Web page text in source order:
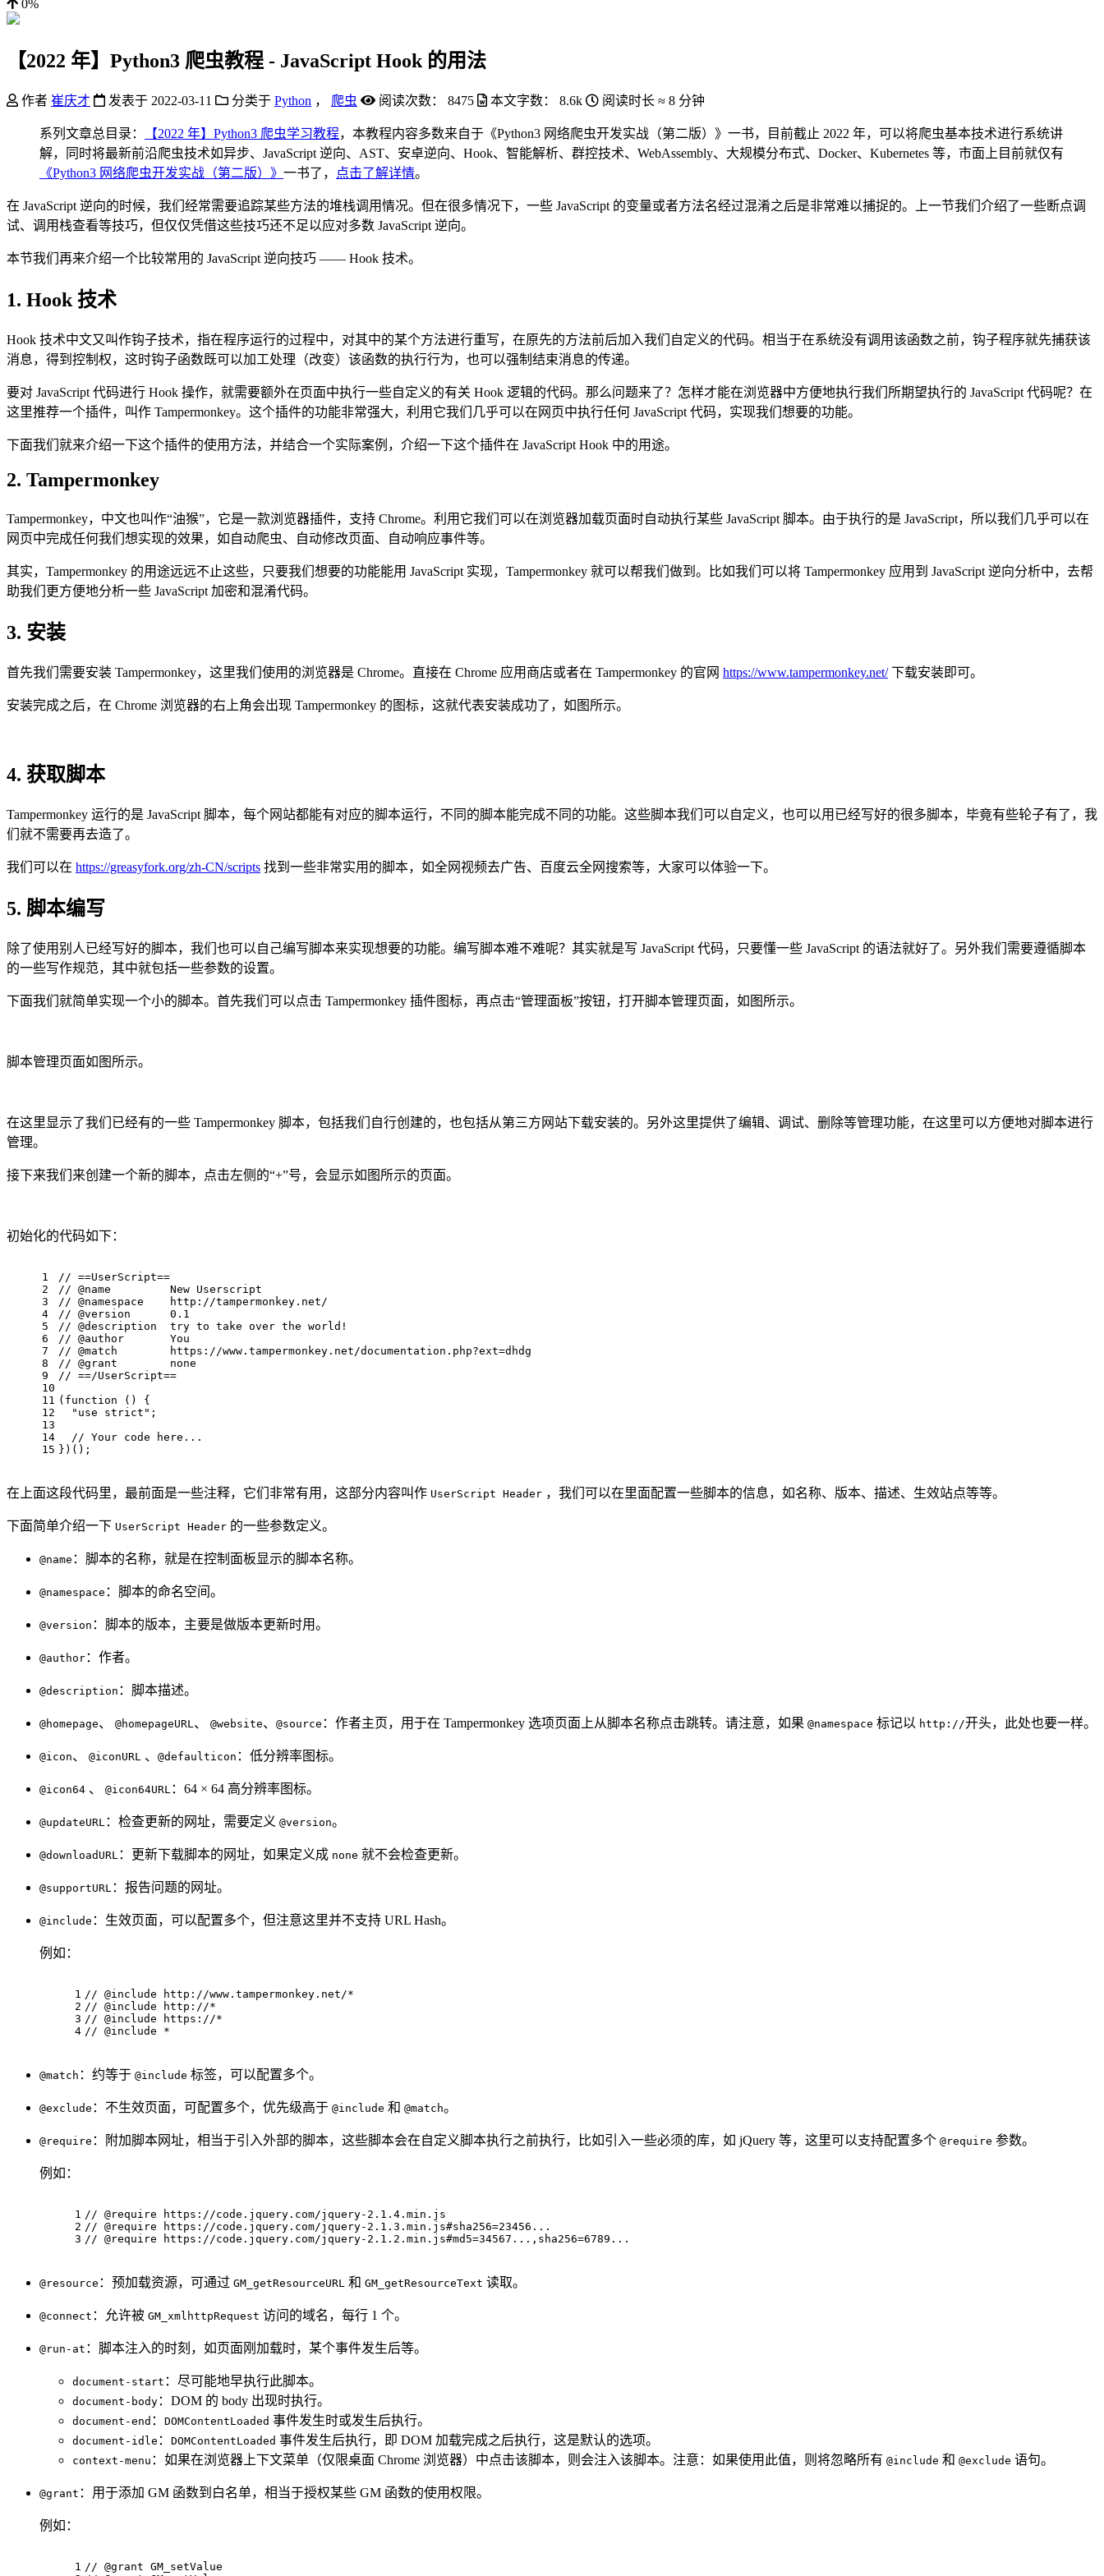
0%
【2022 年】Python3 爬虫教程 - JavaScript Hook 的用法
作者 崔庆才 发表于 2022-03-11 分类于 Python ， 爬虫 阅读次数： 8475 本文字数： 8.6k 阅读时长 ≈ 8 分钟
系列文章总目录： 【2022 年】Python3 爬虫学习教程，本教程内容多数来自于《Python3 网络爬虫开发实战（第二版）》一书，目前截止 2022 年，可以将爬虫基本技术进行系统讲
解，同时将最新前沿爬虫技术如异步、JavaScript 逆向、AST、安卓逆向、Hook、智能解析、群控技术、WebAssembly、大规模分布式、Docker、Kubernetes 等，市面上目前就仅有
《Python3 网络爬虫开发实战（第二版）》 一书了， 点击了解详情。
在 JavaScript 逆向的时候，我们经常需要追踪某些方法的堆栈调用情况。但在很多情况下，一些 JavaScript 的变量或者方法名经过混淆之后是非常难以捕捉的。上一节我们介绍了一些断点调
试、调用栈查看等技巧，但仅仅凭借这些技巧还不足以应对多数 JavaScript 逆向。
本节我们再来介绍一个比较常用的 JavaScript 逆向技巧 —— Hook 技术。
1. Hook 技术
Hook 技术中文又叫作钩子技术，指在程序运行的过程中，对其中的某个方法进行重写，在原先的方法前后加入我们自定义的代码。相当于在系统没有调用该函数之前，钩子程序就先捕获该
消息，得到控制权，这时钩子函数既可以加工处理（改变）该函数的执行行为，也可以强制结束消息的传递。
要对 JavaScript 代码进行 Hook 操作，就需要额外在页面中执行一些自定义的有关 Hook 逻辑的代码。那么问题来了？怎样才能在浏览器中方便地执行我们所期望执行的 JavaScript 代码呢？在
这里推荐一个插件，叫作 Tampermonkey。这个插件的功能非常强大，利用它我们几乎可以在网页中执行任何 JavaScript 代码，实现我们想要的功能。
下面我们就来介绍一下这个插件的使用方法，并结合一个实际案例，介绍一下这个插件在 JavaScript Hook 中的用途。
2. Tampermonkey
Tampermonkey，中文也叫作“油猴”，它是一款浏览器插件，支持 Chrome。利用它我们可以在浏览器加载页面时自动执行某些 JavaScript 脚本。由于执行的是 JavaScript，所以我们几乎可以在
网页中完成任何我们想实现的效果，如自动爬虫、自动修改页面、自动响应事件等。
其实，Tampermonkey 的用途远远不止这些，只要我们想要的功能能用 JavaScript 实现，Tampermonkey 就可以帮我们做到。比如我们可以将 Tampermonkey 应用到 JavaScript 逆向分析中，去帮
助我们更方便地分析一些 JavaScript 加密和混淆代码。
3. 安装
首先我们需要安装 Tampermonkey，这里我们使用的浏览器是 Chrome。直接在 Chrome 应用商店或者在 Tampermonkey 的官网 https://www.tampermonkey.net/下载安装即可。
安装完成之后，在 Chrome 浏览器的右上角会出现 Tampermonkey 的图标，这就代表安装成功了，如图所示。
4. 获取脚本
Tampermonkey 运行的是 JavaScript 脚本，每个网站都能有对应的脚本运行，不同的脚本能完成不同的功能。这些脚本我们可以自定义，也可以用已经写好的很多脚本，毕竟有些轮子有了，我
们就不需要再去造了。
我们可以在 https://greasyfork.org/zh-CN/scripts 找到一些非常实用的脚本，如全网视频去广告、百度云全网搜索等，大家可以体验一下。
5. 脚本编写
除了使用别人已经写好的脚本，我们也可以自己编写脚本来实现想要的功能。编写脚本难不难呢？其实就是写 JavaScript 代码，只要懂一些 JavaScript 的语法就好了。另外我们需要遵循脚本
的一些写作规范，其中就包括一些参数的设置。
下面我们就简单实现一个小的脚本。首先我们可以点击 Tampermonkey 插件图标，再点击“管理面板”按钮，打开脚本管理页面，如图所示。
脚本管理页面如图所示。
在这里显示了我们已经有的一些 Tampermonkey 脚本，包括我们自行创建的，也包括从第三方网站下载安装的。另外这里提供了编辑、调试、删除等管理功能，在这里可以方便地对脚本进行
管理。
接下来我们来创建一个新的脚本，点击左侧的“+”号，会显示如图所示的页面。
初始化的代码如下：
1
2
3
4
5
6
7
8
9
10
11
12
13
14
15
// ==UserScript==
// @name         New Userscript
// @namespace    http://tampermonkey.net/
// @version      0.1
// @description  try to take over the world!
// @author       You
// @match        https://www.tampermonkey.net/documentation.php?ext=dhdg
// @grant        none
// ==/UserScript==
( function ( ) {
  "use strict"
;
// Your code here...
})();
在上面这段代码里，最前面是一些注释，它们非常有用，这部分内容叫作 UserScript Header ，我们可以在里面配置一些脚本的信息，如名称、版本、描述、生效站点等等。
下面简单介绍一下 UserScript Header 的一些参数定义。
@name ：脚本的名称，就是在控制面板显示的脚本名称。
@namespace ：脚本的命名空间。
@version ：脚本的版本，主要是做版本更新时用。
@author ：作者。
@description ：脚本描述。
@homepage、 @homepageURL 、 @website、 @source ：作者主页，用于在 Tampermonkey 选项页面上从脚本名称点击跳转。请注意，如果 @namespace 标记以 http://开头，此处也要一样。
@icon、 @iconURL 、 @defaulticon ：低分辨率图标。
@icon64 、 @icon64URL ：64 × 64 高分辨率图标。
@updateURL ：检查更新的网址，需要定义 @version。
@downloadURL ：更新下载脚本的网址，如果定义成 none 就不会检查更新。
@supportURL ：报告问题的网址。
@include ：生效页面，可以配置多个，但注意这里并不支持 URL Hash。
例如：
1
2
3
4
// @include http: //www.tampermonkey.net/*
// @include http: //*
// @include https: //*
// @include *
@match ：约等于 @include 标签，可以配置多个。
@exclude ：不生效页面，可配置多个，优先级高于 @include 和 @match。
@require ：附加脚本网址，相当于引入外部的脚本，这些脚本会在自定义脚本执行之前执行，比如引入一些必须的库，如 jQuery 等，这里可以支持配置多个 @require 参数。
例如：
1
2
3
// @require https: //code.jquery. com/jquery- 2.1 . 4 . min .js
// @require https: //code.jquery. com/jquery- 2.1 . 3 . min .js#sha256=23456 ...
// @require https: //code.jquery. com/jquery- 2.1 . 2 . min .js#md5=34567 ..., sha256=6789 ...
@resource ：预加载资源，可通过 GM_getResourceURL 和 GM_getResourceText 读取。
@connect ：允许被 GM_xmlhttpRequest 访问的域名，每行 1 个。
@run-at ：脚本注入的时刻，如页面刚加载时，某个事件发生后等。
document-start ：尽可能地早执行此脚本。
document-body ：DOM 的 body 出现时执行。
document-end ： DOMContentLoaded 事件发生时或发生后执行。
document-idle ： DOMContentLoaded 事件发生后执行，即 DOM 加载完成之后执行，这是默认的选项。
context-menu ：如果在浏览器上下文菜单（仅限桌面 Chrome 浏览器）中点击该脚本，则会注入该脚本。注意：如果使用此值，则将忽略所有 @include 和 @exclude 语句。
@grant ：用于添加 GM 函数到白名单，相当于授权某些 GM 函数的使用权限。
例如：
1 // @grant GM_setValue